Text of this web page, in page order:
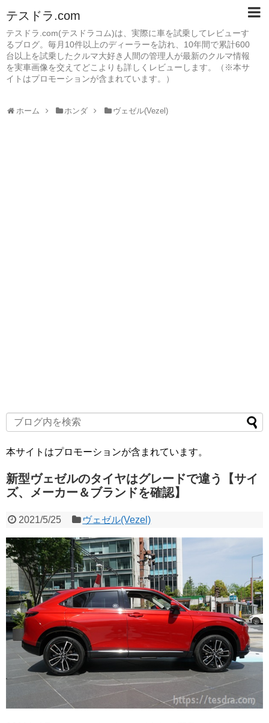
テスドラ.com
テスドラ.com(テスドラコム)は、実際に車を試乗してレビューす
るブログ。毎月10件以上のディーラーを訪れ、10年間で累計600
台以上を試乗したクルマ大好き人間の管理人が最新のクルマ情報
を実車画像を交えてどこよりも詳しくレビューします。（※本サ
イトはプロモーションが含まれています。）
ホーム ホンダ ヴェゼル(Vezel)
本サイトはプロモーションが含まれています。
新型ヴェゼルのタイヤはグレードで違う【サイ
ズ、メーカー＆ブランドを確認】
2021/5/25 ヴェゼル(Vezel)